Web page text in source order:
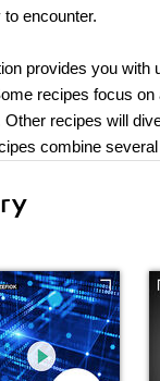
encounter.
provides you
recipes focus
recipes will
combine